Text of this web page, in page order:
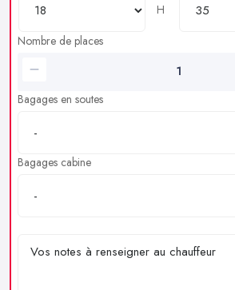
H
Nombre de places
Bagages en soutes
Bagages cabine